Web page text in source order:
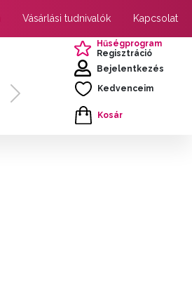
Vásárlási tudnivalók Kapcsolat
Next
Hűségprogram
Regisztráció
Bejelentkezés
Kedvenceim
Kosár